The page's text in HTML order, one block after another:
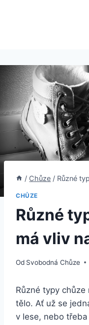
/ Chůze / Různé
CHŮZE
Různé
má vliv
Od Svobodná Chůze
Různé typy
tělo. Ať už se
v lese, nebo